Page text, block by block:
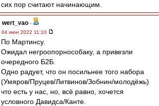
сих пор считают начинающим.
wert_vao -
04 июн 2022 11:10
По Мартинсу.
Ожидал негроопорнособаку, а привезли
очередного Б2Б.
Одно радует, что он посильнее того набора
(Умяров/Пруцев/Литвинов/Зобнин/молодёжь)
что есть у нас, но, всё равно, хочется
условного Давидса/Канте.